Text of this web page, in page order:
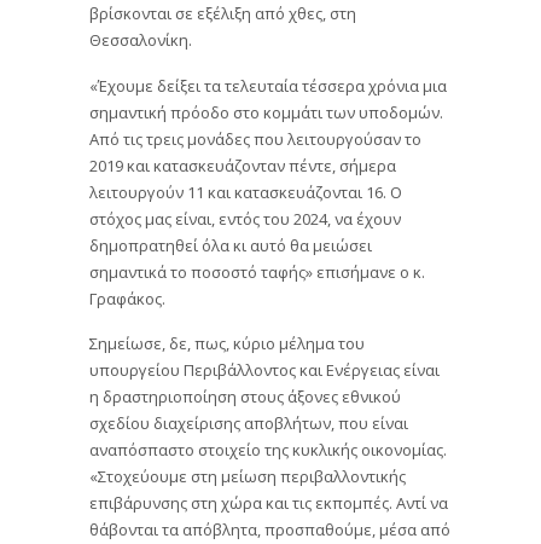
βρίσκονται σε εξέλιξη από χθες, στη
Θεσσαλονίκη.
«Έχουμε δείξει τα τελευταία τέσσερα χρόνια μια
σημαντική πρόοδο στο κομμάτι των υποδομών.
Από τις τρεις μονάδες που λειτουργούσαν το
2019 και κατασκευάζονταν πέντε, σήμερα
λειτουργούν 11 και κατασκευάζονται 16. Ο
στόχος μας είναι, εντός του 2024, να έχουν
δημοπρατηθεί όλα κι αυτό θα μειώσει
σημαντικά το ποσοστό ταφής» επισήμανε ο κ.
Γραφάκος.
Σημείωσε, δε, πως, κύριο μέλημα του
υπουργείου Περιβάλλοντος και Ενέργειας είναι
η δραστηριοποίηση στους άξονες εθνικού
σχεδίου διαχείρισης αποβλήτων, που είναι
αναπόσπαστο στοιχείο της κυκλικής οικονομίας.
«Στοχεύουμε στη μείωση περιβαλλοντικής
επιβάρυνσης στη χώρα και τις εκπομπές. Αντί να
θάβονται τα απόβλητα, προσπαθούμε, μέσα από